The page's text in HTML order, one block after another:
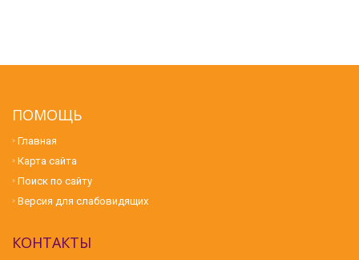
ПОМОЩЬ
Главная
Карта сайта
Поиск по сайту
Версия для слабовидящих
КОНТАКТЫ